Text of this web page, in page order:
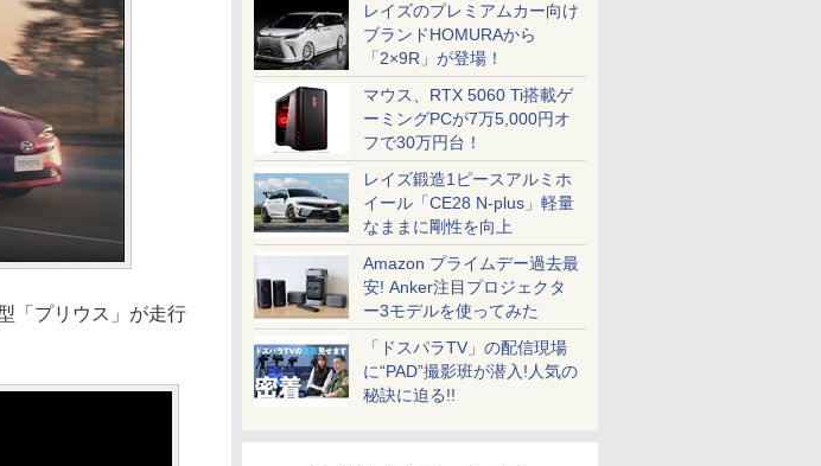
レイズのプレミアムカー向け
ブランドHOMURAから
「2×9R」が登場！
マウス、RTX 5060 Ti搭載ゲ
ーミングPCが7万5,000円オ
フで30万円台！
レイズ鍛造1ピースアルミホ
イール「CE28 N-plus」軽量
なままに剛性を向上
Amazon プライムデー過去最
安! Anker注目プロジェクタ
ー3モデルを使ってみた
「ドスパラTV」の配信現場
に“PAD”撮影班が潜入!人気の
秘訣に迫る!!
「プリウス」が走行